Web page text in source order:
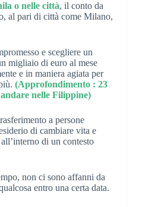
o nelle città, il conto da
al pari di città come Milano,
e scegliere un
migliaio di euro al mese
e in maniera agiata per
(Approfondimento : 23
nelle Filippine)
a persone
di cambiare vita e
di un contesto
non ci sono affanni da
entro una certa data.